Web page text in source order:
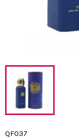
QF037